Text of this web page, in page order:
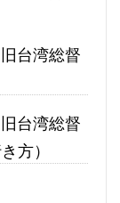
台湾総督
台湾総督
方）